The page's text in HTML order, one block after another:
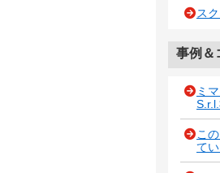
ス
事例＆
ミ
こ
て